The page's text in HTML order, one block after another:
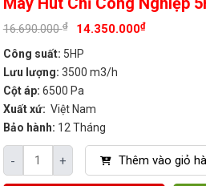
16.690.000₫ 14.350.000₫
Công suất: 5HP
Lưu lượng: 3500 m3/h
Cột áp: 6500 Pa
Xuất xứ: Việt Nam
Bảo hành: 12 Tháng
- + Thêm vào giỏ